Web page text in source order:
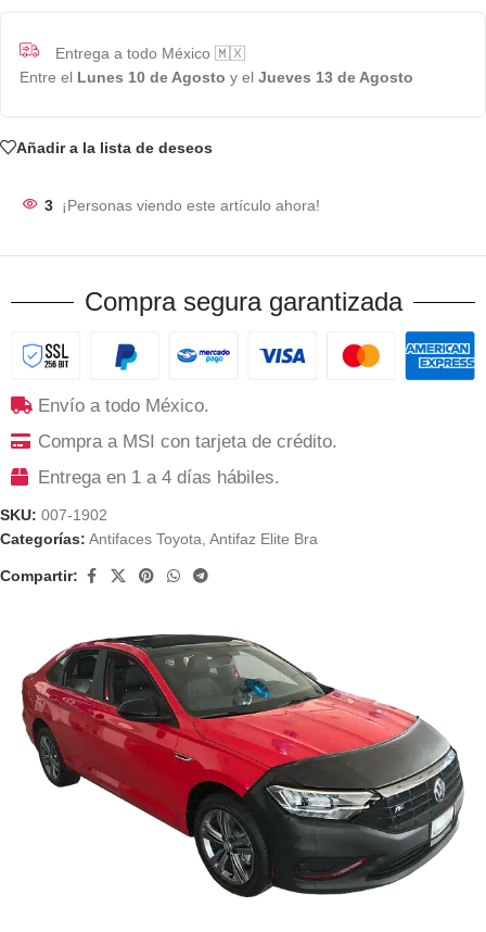
Entrega a todo México 🇲🇽
Entre el Lunes 10 de Agosto y el Jueves 13 de Agosto
Añadir a la lista de deseos
3 ¡Personas viendo este artículo ahora!
Compra segura garantizada
Envío a todo México.
Compra a MSI con tarjeta de crédito.
Entrega en 1 a 4 días hábiles.
SKU: 007-1902
Categorías: Antifaces Toyota Antifaz Elite Bra
Compartir: